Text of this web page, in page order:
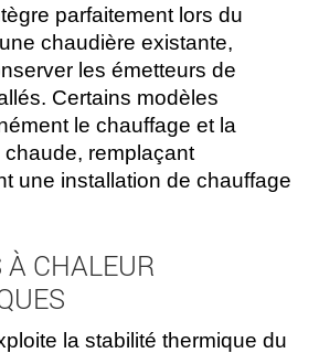
parfaitement lors du
chaudière existante,
les émetteurs de
Certains modèles
le chauffage et la
remplaçant
une installation de chauffage
À CHALEUR
la stabilité thermique du